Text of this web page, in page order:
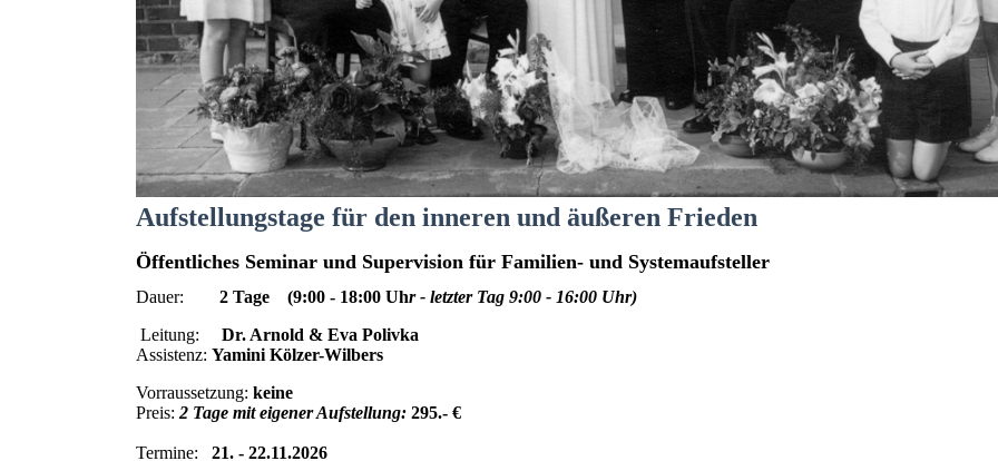
Aufstellungstage für den inneren und äußeren Frieden
Öffentliches Seminar und Supervision für Familien- und Systemaufsteller
Dauer: 2 Tage (9:00 - 18:00 Uhr - letzter Tag 9:00 - 16:00 Uhr)
Leitung: Dr. Arnold & Eva Polivka
Assistenz: Yamini Kölzer-Wilbers
Vorraussetzung: keine
Preis: 2 Tage mit eigener Aufstellung: 295.- €
Termine: 21. - 22.11.2026